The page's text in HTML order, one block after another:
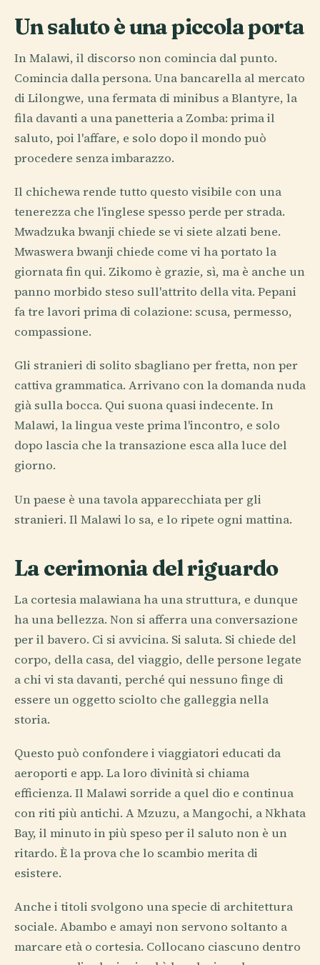
Un saluto è una piccola porta
In Malawi, il discorso non comincia dal punto.
Comincia dalla persona. Una bancarella al mercato
di Lilongwe, una fermata di minibus a Blantyre, la
fila davanti a una panetteria a Zomba: prima il
saluto, poi l'affare, e solo dopo il mondo può
procedere senza imbarazzo.
Il chichewa rende tutto questo visibile con una
tenerezza che l'inglese spesso perde per strada.
Mwadzuka bwanji chiede se vi siete alzati bene.
Mwaswera bwanji chiede come vi ha portato la
giornata fin qui. Zikomo è grazie, sì, ma è anche un
panno morbido steso sull'attrito della vita. Pepani
fa tre lavori prima di colazione: scusa, permesso,
compassione.
Gli stranieri di solito sbagliano per fretta, non per
cattiva grammatica. Arrivano con la domanda nuda
già sulla bocca. Qui suona quasi indecente. In
Malawi, la lingua veste prima l'incontro, e solo
dopo lascia che la transazione esca alla luce del
giorno.
Un paese è una tavola apparecchiata per gli
stranieri. Il Malawi lo sa, e lo ripete ogni mattina.
La cerimonia del riguardo
La cortesia malawiana ha una struttura, e dunque
ha una bellezza. Non si afferra una conversazione
per il bavero. Ci si avvicina. Si saluta. Si chiede del
corpo, della casa, del viaggio, delle persone legate
a chi vi sta davanti, perché qui nessuno finge di
essere un oggetto sciolto che galleggia nella
storia.
Questo può confondere i viaggiatori educati da
aeroporti e app. La loro divinità si chiama
efficienza. Il Malawi sorride a quel dio e continua
con riti più antichi. A Mzuzu, a Mangochi, a Nkhata
Bay, il minuto in più speso per il saluto non è un
ritardo. È la prova che lo scambio merita di
esistere.
Anche i titoli svolgono una specie di architettura
sociale. Abambo e amayi non servono soltanto a
marcare età o cortesia. Collocano ciascuno dentro